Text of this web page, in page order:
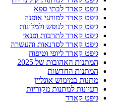
גיפט קארד לבתי ספא
גיפט קארד למותגי אופנה
גיפט קארד לנופש ולמלונות
גיפט קארד לתרבות ופנאי
גיפט קארד לסדנאות והעשרה
גיפט קארד ליופי וטיפוח
המתנות האהובות של 2025
המתנות החדשות
מתנות במימוש אונליין
רעיונות למתנות מקוריות
גיפט קארד